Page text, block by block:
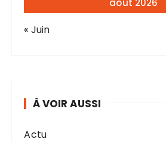
août 2026
« Juin
À VOIR AUSSI
Actu